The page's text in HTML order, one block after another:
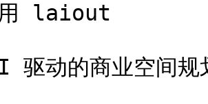
用 laiout
驱动的商业空间规